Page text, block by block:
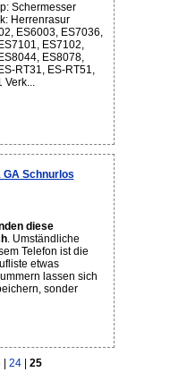
Schermesser
Herrenrasur
ES6003, ES7036,
ES7102,
ES8078,
RT31, ES-RT51,
Verk...
GA Schnurlos
diese
. Umständliche
Telefon ist die
etwas
lassen sich
sonder
24
25